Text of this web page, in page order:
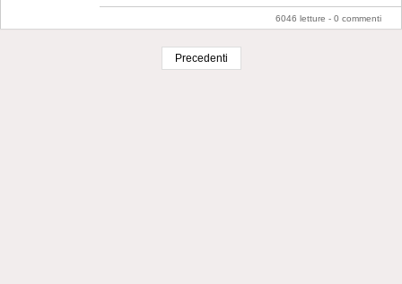
6046 letture - 0 commenti
Precedenti